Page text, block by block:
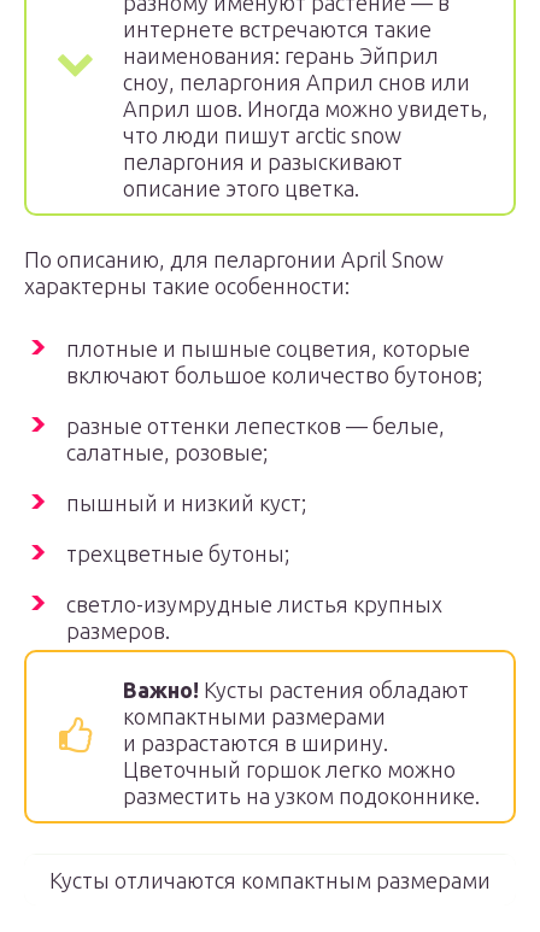
интернете встречаются такие
наименования: герань Эйприл
сноу, пеларгония Април снов или
Април шов. Иногда можно увидеть,
что люди пишут arctic snow
пеларгония и разыскивают
описание этого цветка.
По описанию, для пеларгонии April Snow
характерны такие особенности:
плотные и пышные соцветия, которые
включают большое количество бутонов;
разные оттенки лепестков — белые,
салатные, розовые;
пышный и низкий куст;
трехцветные бутоны;
светло-изумрудные листья крупных
размеров.
Важно! Кусты растения обладают
компактными размерами
и разрастаются в ширину.
Цветочный горшок легко можно
разместить на узком подоконнике.
Кусты отличаются компактным размерами